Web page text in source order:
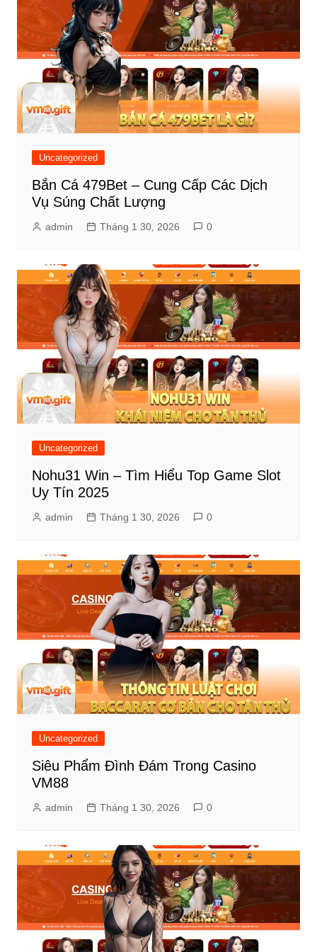
Uncategorized
Bắn Cá 479Bet – Cung Cấp Các Dịch
Vụ Súng Chất Lượng
admin Tháng 1 30, 2026 0
Uncategorized
Nohu31 Win – Tìm Hiểu Top Game Slot
Uy Tín 2025
admin Tháng 1 30, 2026 0
Uncategorized
Siêu Phẩm Đình Đám Trong Casino
VM88
admin Tháng 1 30, 2026 0